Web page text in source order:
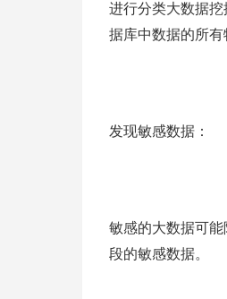
进行分类大数据
据库中数据的所有
发现敏感数据：
敏感的大数据可
段的敏感数据。